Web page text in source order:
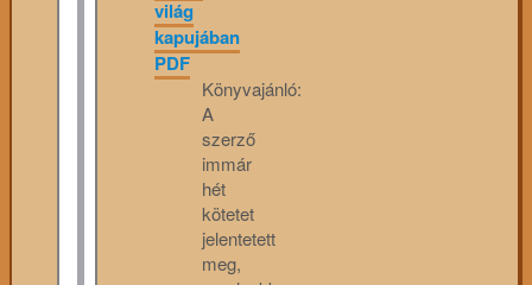
világ
kapujában
PDF
Könyvajánló:
A
szerző
immár
hét
kötetet
jelentetett
meg,